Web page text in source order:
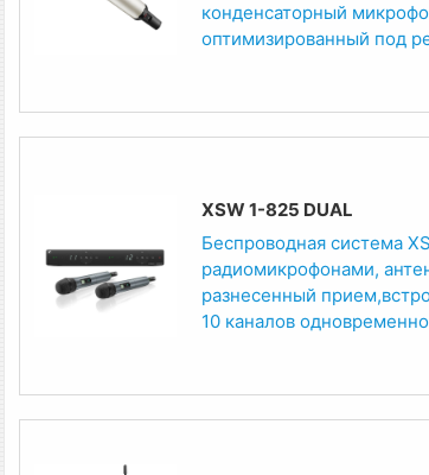
конденсаторный
оптимизированный под
XSW 1-825 DUAL
Беспроводная система
радиомикрофонами,
разнесенный
10 каналов одновременно